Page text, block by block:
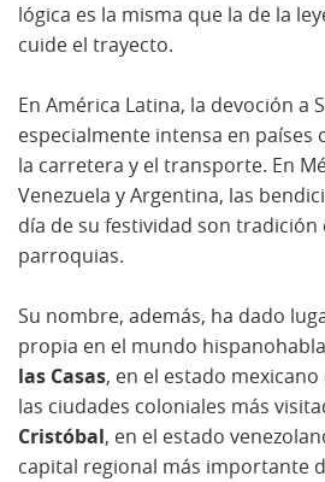
lógica es la misma que la de la
cuide el trayecto.
En América Latina, la devoción a
especialmente intensa en
la carretera y el transporte. En
Venezuela y Argentina, las
día de su festividad son tradición
parroquias.
Su nombre, además, ha dado
propia en el mundo
las Casas, en el estado
las ciudades coloniales más
Cristóbal, en el estado
capital regional más importante